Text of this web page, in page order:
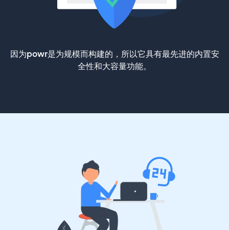
因为powr是为规模而构建的，所以它具有最先进的内置安
全性和大容量功能。